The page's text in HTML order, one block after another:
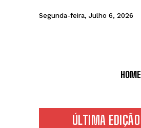
Segunda-feira, Julho 6, 2026
HOME
ÚLTIMA EDIÇÃO